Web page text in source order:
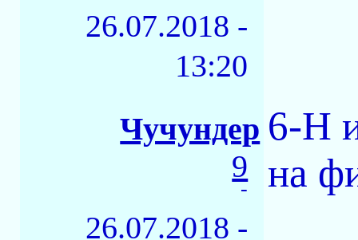
26.07.2018 -
13:20
Чучундер
9
-
26.07.2018 -
6-Н
на